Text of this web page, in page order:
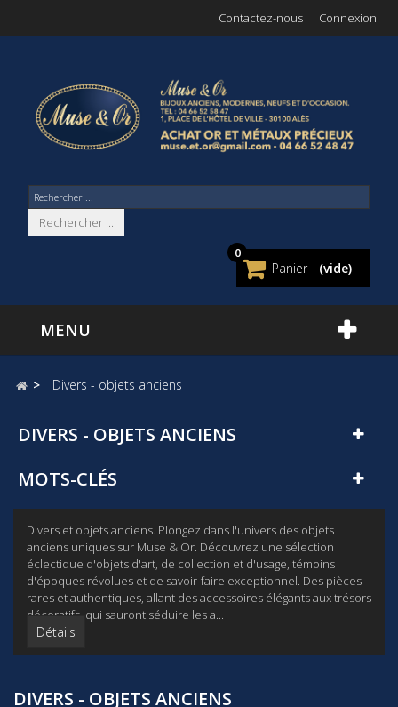
Connexion
Contactez-nous
Rechercher ...
Panier
0
(vide)
MENU
> Divers - objets anciens
DIVERS - OBJETS ANCIENS
MOTS-CLÉS
Divers et objets anciens. Plongez dans l'univers des objets
anciens uniques sur Muse & Or. Découvrez une sélection
éclectique d'objets d'art, de collection et d'usage, témoins
d'époques révolues et de savoir-faire exceptionnel. Des pièces
rares et authentiques, allant des accessoires élégants aux trésors
décoratifs, qui sauront séduire les a...
Détails
DIVERS - OBJETS ANCIENS